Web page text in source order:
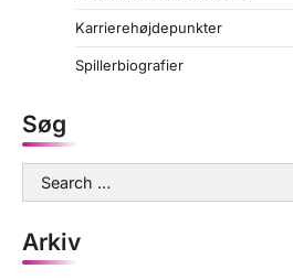
Karrierehøjdepunkter
Spillerbiografier
Søg
Search
for:
Arkiv